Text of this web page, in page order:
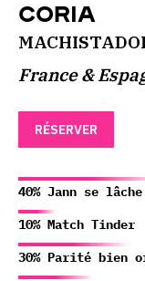
Coria
France &
RÉSERVER
40% Jann se lâche
10% Match Tinder
30% Parité bien